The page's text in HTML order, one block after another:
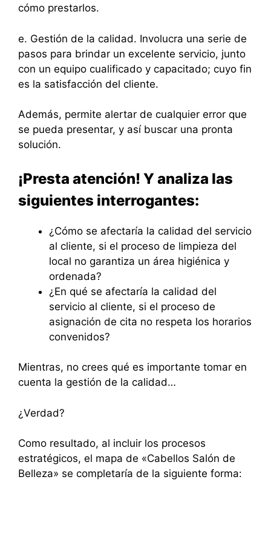
cómo prestarlos.
e. Gestión de la calidad. Involucra una serie de
pasos para brindar un excelente servicio, junto
con un equipo cualificado y capacitado; cuyo fin
es la satisfacción del cliente.
Además, permite alertar de cualquier error que
se pueda presentar, y así buscar una pronta
solución.
¡Presta atención! Y analiza las
siguientes interrogantes:
¿Cómo se afectaría la calidad del servicio
al cliente, si el proceso de limpieza del
local no garantiza un área higiénica y
ordenada?
¿En qué se afectaría la calidad del
servicio al cliente, si el proceso de
asignación de cita no respeta los horarios
convenidos?
Mientras, no crees qué es importante tomar en
cuenta la gestión de la calidad…
¿Verdad?
Como resultado, al incluir los procesos
estratégicos, el mapa de «Cabellos Salón de
Belleza» se completaría de la siguiente forma: